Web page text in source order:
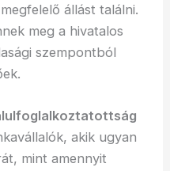
állást találni.
meg a hivatalos
szempontból
akik ugyan
mint amennyit